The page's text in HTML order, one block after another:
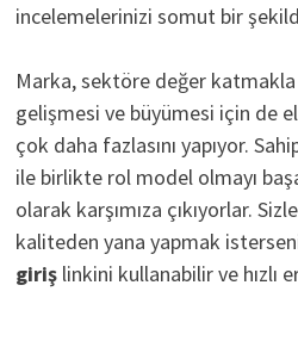
incelemelerinizi somut bir
Marka, sektöre değer
gelişmesi ve büyümesi için de
çok daha fazlasını yapıyor.
ile birlikte rol model olmayı
olarak karşımıza çıkıyorlar.
kaliteden yana yapmak
giriş linkini kullanabilir ve hızlı